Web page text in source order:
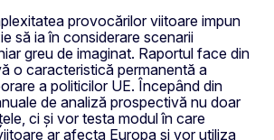
provocărilor viitoare impun
să ia în considerare scenarii
greu de imaginat. Raportul face din
o caracteristică permanentă a
a politicilor UE. Începând din
de analiză prospectivă nu doar
ci și vor testa modul în care
ar afecta Europa și vor utiliza